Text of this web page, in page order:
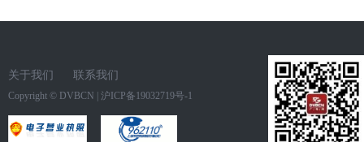
关于我们 联系我们
Copyright © DVBCN 沪ICP备19032719号-1